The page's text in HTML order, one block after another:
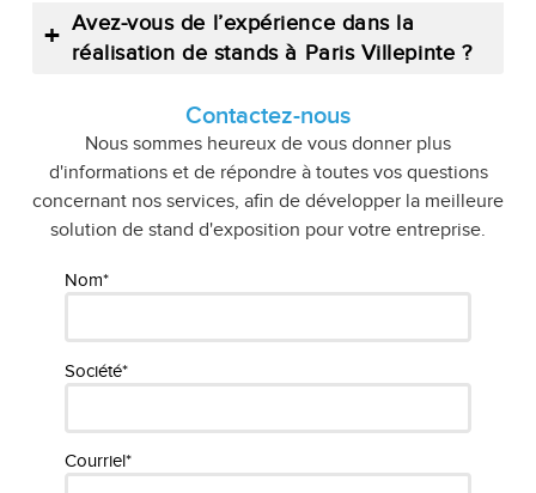
Avez-vous de l’expérience dans la
réalisation de stands à Paris Villepinte ?
Contactez-nous
Nous sommes heureux de vous donner plus
d'informations et de répondre à toutes vos questions
concernant nos services, afin de développer la meilleure
solution de stand d'exposition pour votre entreprise.
Nom*
Société*
Courriel*